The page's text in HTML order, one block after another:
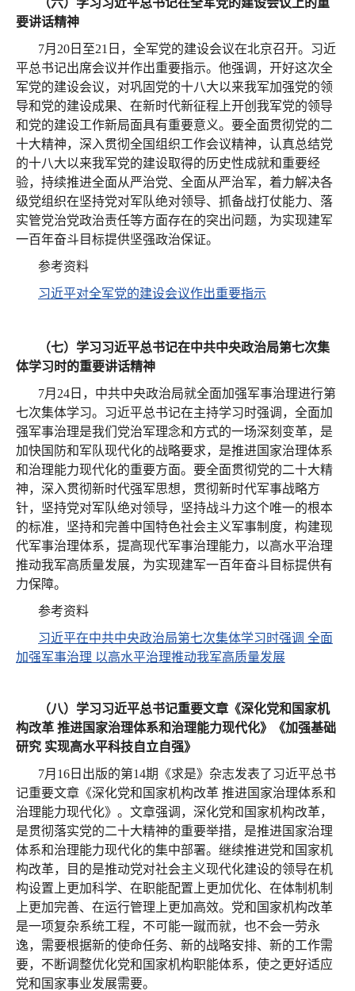
（六）学习习近平总书记在全军党的建设会议上的重
要讲话精神
7月20日至21日，全军党的建设会议在北京召开。习近
平总书记出席会议并作出重要指示。他强调，开好这次全
军党的建设会议，对巩固党的十八大以来我军加强党的领
导和党的建设成果、在新时代新征程上开创我军党的领导
和党的建设工作新局面具有重要意义。要全面贯彻党的二
十大精神，深入贯彻全国组织工作会议精神，认真总结党
的十八大以来我军党的建设取得的历史性成就和重要经
验，持续推进全面从严治党、全面从严治军，着力解决各
级党组织在坚持党对军队绝对领导、抓备战打仗能力、落
实管党治党政治责任等方面存在的突出问题，为实现建军
一百年奋斗目标提供坚强政治保证。
参考资料
习近平对全军党的建设会议作出重要指示
（七）学习习近平总书记在中共中央政治局第七次集
体学习时的重要讲话精神
7月24日，中共中央政治局就全面加强军事治理进行第
七次集体学习。习近平总书记在主持学习时强调，全面加
强军事治理是我们党治军理念和方式的一场深刻变革，是
加快国防和军队现代化的战略要求，是推进国家治理体系
和治理能力现代化的重要方面。要全面贯彻党的二十大精
神，深入贯彻新时代强军思想，贯彻新时代军事战略方
针，坚持党对军队绝对领导，坚持战斗力这个唯一的根本
的标准，坚持和完善中国特色社会主义军事制度，构建现
代军事治理体系，提高现代军事治理能力，以高水平治理
推动我军高质量发展，为实现建军一百年奋斗目标提供有
力保障。
参考资料
习近平在中共中央政治局第七次集体学习时强调 全面
加强军事治理 以高水平治理推动我军高质量发展
（八）学习习近平总书记重要文章《深化党和国家机
构改革 推进国家治理体系和治理能力现代化》《加强基础
研究 实现高水平科技自立自强》
7月16日出版的第14期《求是》杂志发表了习近平总书
记重要文章《深化党和国家机构改革 推进国家治理体系和
治理能力现代化》。文章强调，深化党和国家机构改革，
是贯彻落实党的二十大精神的重要举措，是推进国家治理
体系和治理能力现代化的集中部署。继续推进党和国家机
构改革，目的是推动党对社会主义现代化建设的领导在机
构设置上更加科学、在职能配置上更加优化、在体制机制
上更加完善、在运行管理上更加高效。党和国家机构改革
是一项复杂系统工程，不可能一蹴而就，也不会一劳永
逸，需要根据新的使命任务、新的战略安排、新的工作需
要，不断调整优化党和国家机构职能体系，使之更好适应
党和国家事业发展需要。